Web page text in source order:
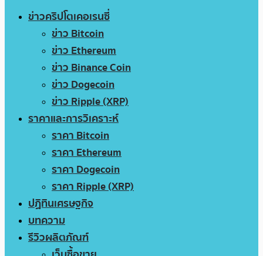
ข่าวคริปโตเคอเรนซี่
ข่าว Bitcoin
ข่าว Ethereum
ข่าว Binance Coin
ข่าว Dogecoin
ข่าว Ripple (XRP)
ราคาและการวิเคราะห์
ราคา Bitcoin
ราคา Ethereum
ราคา Dogecoin
ราคา Ripple (XRP)
ปฏิทินเศรษฐกิจ
บทความ
รีวิวผลิตภัณฑ์